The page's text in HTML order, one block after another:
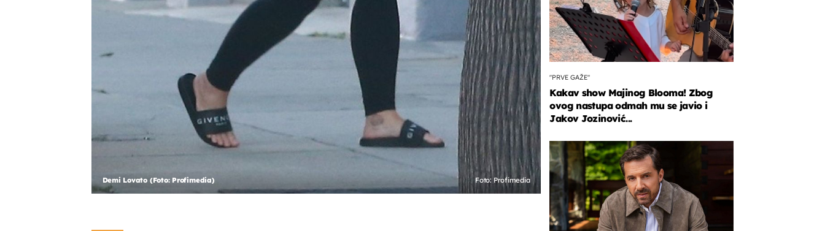
Demi Lovato (Foto: Profimedia) Foto: Profimedia
"PRVE GAŽE"
Kakav show Majinog Blooma! Zbog
ovog nastupa odmah mu se javio i
Jakov Jozinović...